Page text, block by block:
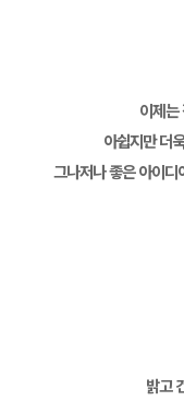
이제는
아쉽지만 더
그나저나 좋은 아이디
밝고